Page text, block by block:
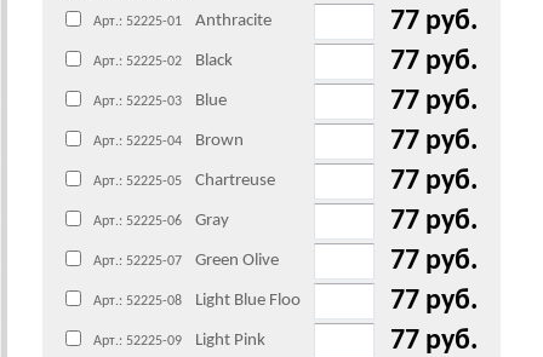
Арт.: 52225-01 Anthracite 77 руб.
Арт.: 52225-02 Black 77 руб.
Арт.: 52225-03 Blue 77 руб.
Арт.: 52225-04 Brown 77 руб.
Арт.: 52225-05 Chartreuse 77 руб.
Арт.: 52225-06 Gray 77 руб.
Арт.: 52225-07 Green Olive 77 руб.
Арт.: 52225-08 Light Blue Floo 77 руб.
Арт.: 52225-09 Light Pink 77 руб.